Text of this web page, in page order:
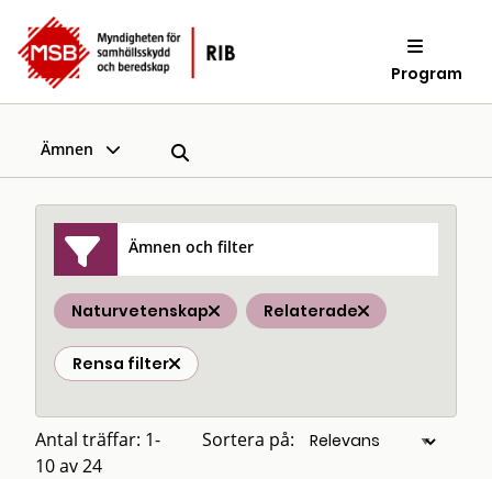
Program
Ämnen
Ämnen och filter
Naturvetenskap Relaterade
Rensa filter
Antal träffar: 1-
10 av 24
Sortera på: